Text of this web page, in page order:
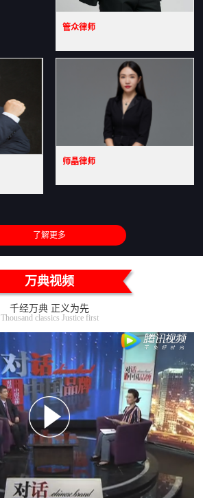
管众律师
师晶律师
了解更多
万典视频
千经万典 正义为先
Thousand classics Justice first